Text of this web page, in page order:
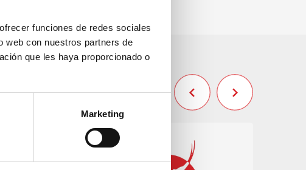
funciones de redes sociales
web con nuestros partners de
que les haya proporcionado o
Marketing